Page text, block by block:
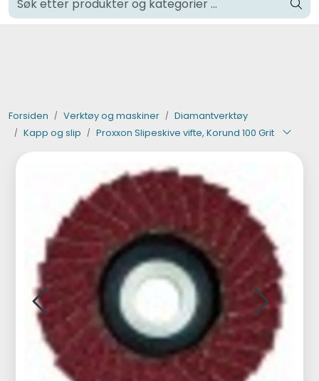
Skip to main content Klikk og hent i Oslo
Forsiden Verktøy og maskiner
Diamantverktøy
Kapp og slip
Proxxon Slipeskive vifte, Korund 100 Grit
Byggevarer